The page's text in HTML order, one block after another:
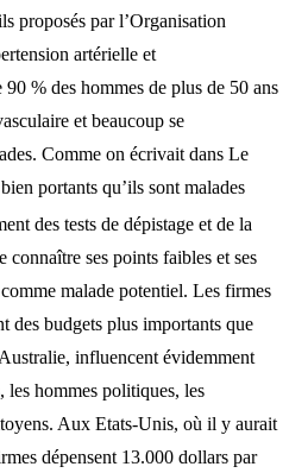
proposés par l’Organisation
artérielle et
% des hommes de plus de 50 ans
et beaucoup se
Comme on écrivait dans Le
portants qu’ils sont malades
des tests de dépistage et de la
connaître ses points faibles et ses
malade potentiel. Les firmes
des budgets plus importants que
influencent évidemment
les hommes politiques, les
Aux Etats-Unis, où il y aurait
dépensent 13.000 dollars par